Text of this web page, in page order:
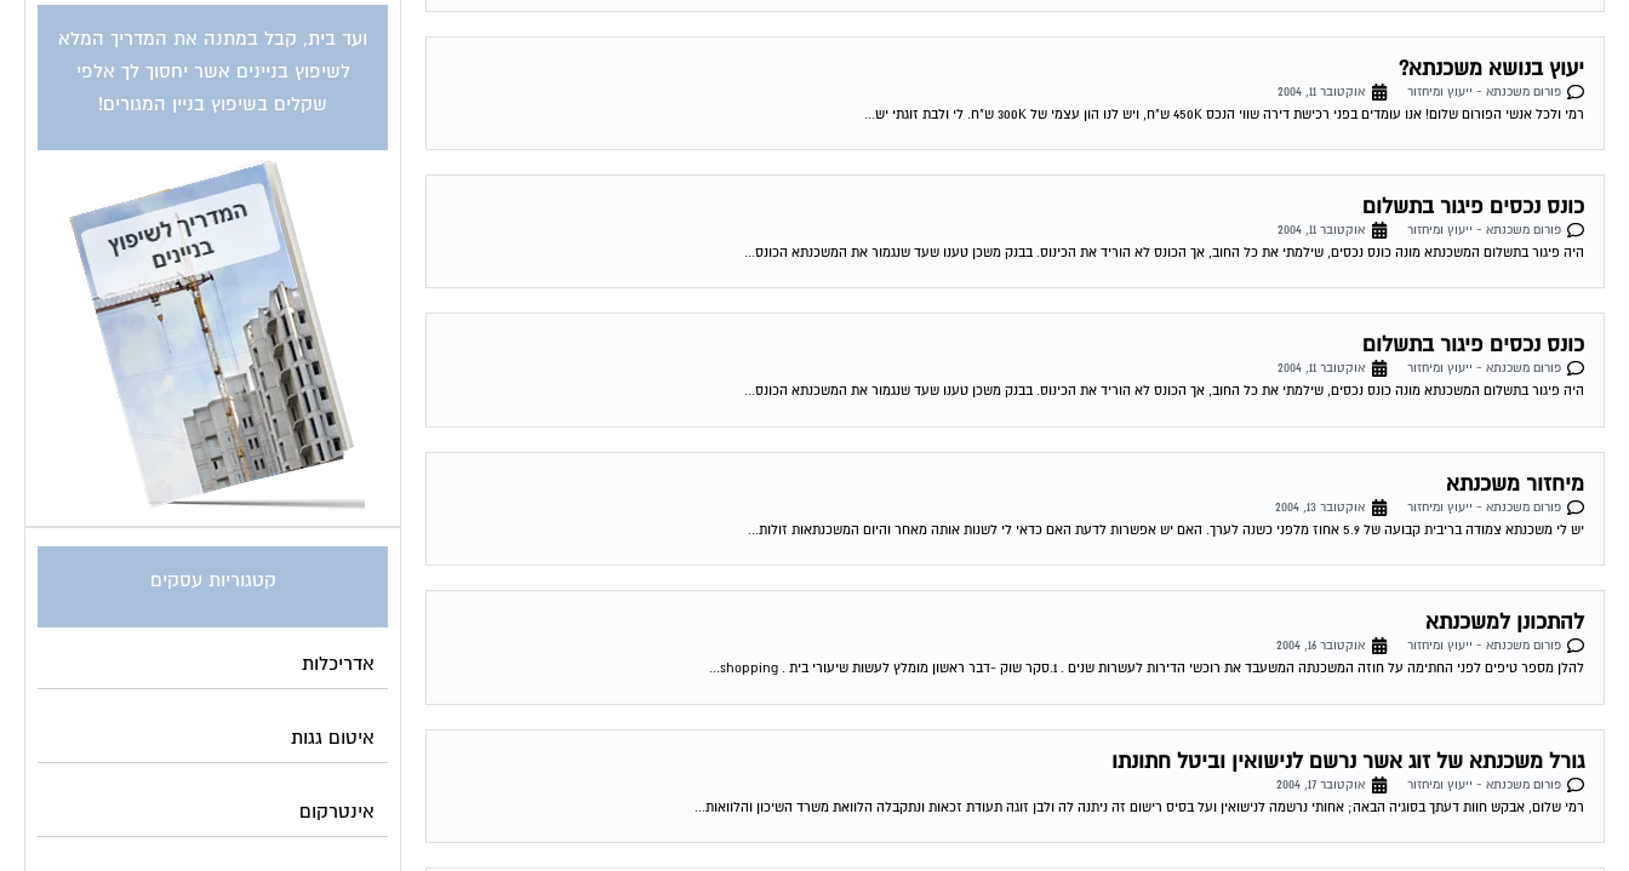
יעוץ בנושא משכנתא?
פורום משכנתא - ייעוץ ומיחזור
אוקטובר 11, 2004
רמי ולכל אנשי הפורום שלום! אנו עומדים בפני רכישת דירה שווי הנכס 450K ש"ח, ויש לנו הון עצמי של 300K ש"ח. לי ולבת זוגתי יש...
כונס נכסים פיגור בתשלום
פורום משכנתא - ייעוץ ומיחזור
אוקטובר 11, 2004
היה פיגור בתשלום המשכנתא מונה כונס נכסים, שילמתי את כל החוב, אך הכונס לא הוריד את הכינוס. בבנק משכן טענו שעד שנגמור את המשכנתא הכונס...
כונס נכסים פיגור בתשלום
פורום משכנתא - ייעוץ ומיחזור
אוקטובר 11, 2004
היה פיגור בתשלום המשכנתא מונה כונס נכסים, שילמתי את כל החוב, אך הכונס לא הוריד את הכינוס. בבנק משכן טענו שעד שנגמור את המשכנתא הכונס...
מיחזור משכנתא
פורום משכנתא - ייעוץ ומיחזור
אוקטובר 13, 2004
יש לי משכנתא צמודה בריבית קבועה של 5.9 אחוז מלפני כשנה לערך. האם יש אפשרות לדעת האם כדאי לי לשנות אותה מאחר והיום המשכנתאות זולות...
להתכונן למשכנתא
פורום משכנתא - ייעוץ ומיחזור
אוקטובר 16, 2004
להלן מספר טיפים לפני החתימה על חוזה המשכנתה המשעבד את רוכשי הדירות לעשרות שנים . 1.סקר שוק -דבר ראשון מומלץ לעשות שיעורי בית . shopping...
גורל משכנתא של זוג אשר נרשם לנישואין וביטל חתונתו
פורום משכנתא - ייעוץ ומיחזור
אוקטובר 17, 2004
רמי שלום, אבקש חוות דעתך בסוגיה הבאה; אחותי נרשמה לנישואין ועל בסיס רישום זה ניתנה לה ולבן זוגה תעודת זכאות ונתקבלה הלוואת משרד השיכון והלוואות...
ועד בית, קבל במתנה את המדריך המלא
לשיפוץ בניינים אשר יחסוך לך אלפי
שקלים בשיפוץ בניין המגורים!
קטגוריות עסקים
אדריכלות
איטום גגות
אינטרקום